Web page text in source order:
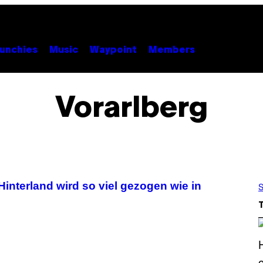
Music Waypoint Members
Vorarlberg
wird so viel gezogen wie in